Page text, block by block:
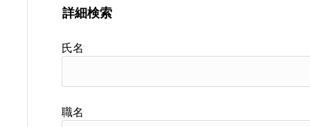
詳細検索
氏名
職名